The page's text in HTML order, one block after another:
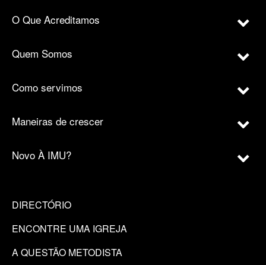
O Que Acreditamos
Quem Somos
Como servimos
Maneiras de crescer
Novo À IMU?
DIRECTÓRIO
ENCONTRE UMA IGREJA
A QUESTÃO METODISTA